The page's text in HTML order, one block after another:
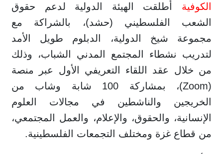
الكوفية أطلقت الهيئة الدولية لدعم حقوق
الشعب الفلسطيني (حشد)، بالشراكة مع
مجموعة شيخ الدولية، الدبلوم طويل الأمد
لتدريب نشطاء المجتمع المدني الشباب، وذلك
من خلال عقد اللقاء التعريفي الأول عبر منصة
(Zoom)، بمشاركة 100 شابة وشاب من
الخريجين والناشطين في مجالات العلوم
الإنسانية، والحقوق، والإعلام، والعمل المجتمعي،
من قطاع غزة ومختلف التجمعات الفلسطينية.